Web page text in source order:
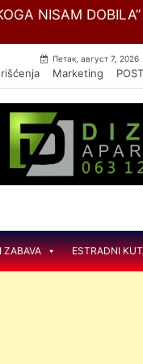
NISAM
Петак, август 7, 2026
Marketing
ZABAVA ESTRADNI